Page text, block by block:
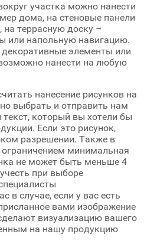
участка можно нанести
дома, на стеновые панели
на террасную доску –
или напольную навигацию.
элементы или
нанести на любую
нанесение рисунков на
выбрать и отправить нам
текст, который вы хотели бы
Если это рисунок,
разрешении. Также в
ограничением минимальная
не может быть меньше 4
при выборе
в случае, если у вас есть
вами изображение
визуализацию вашего
на нашу продукцию